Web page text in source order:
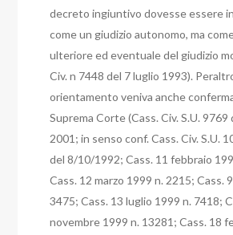
decreto ingiuntivo dovesse essere
come un giudizio autonomo, ma
ulteriore ed eventuale del giudizio
Civ. n 7448 del 7 luglio 1993).
orientamento veniva anche
Suprema Corte (Cass. Civ. S.U. 9769
2001; in senso conf. Cass. Civ. S.U.
del 8/10/1992; Cass. 11 febbraio
Cass. 12 marzo 1999 n. 2215; Cass.
3475; Cass. 13 luglio 1999 n. 7418;
novembre 1999 n. 13281; Cass. 18